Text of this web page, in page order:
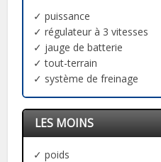
✓ puissance
✓ régulateur à 3 vitesses
✓ jauge de batterie
✓ tout-terrain
✓ système de freinage
LES MOINS
✓ poids